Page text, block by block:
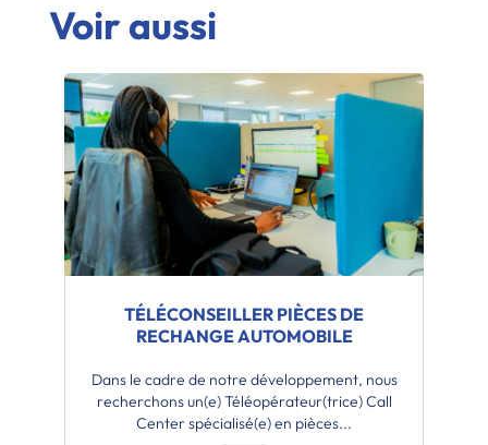
Voir aussi
TÉLÉCONSEILLER PIÈCES DE
RECHANGE AUTOMOBILE
Dans le cadre de notre développement, nous
recherchons un(e) Téléopérateur(trice) Call
Center spécialisé(e) en pièces...